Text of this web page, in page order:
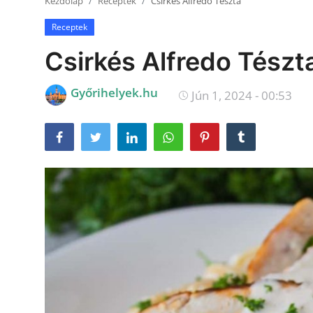
Receptek
Galéria
Receptek
Csirkés Alfredo
Győrihelyek.hu Jún 1, 2024 - 00:53